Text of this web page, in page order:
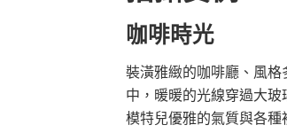
咖啡時光
裝潢雅緻的咖啡廳、風
中，暖暖的光線穿過大
模特兒優雅的氣質與各種